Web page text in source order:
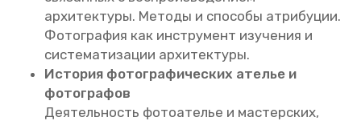
ар­хи­тек­ту­ры. Ме­то­ды и спо­со­бы ат­ри­бу­ции.
Фо­то­гра­фия как ин­стру­мент изу­че­ния и
си­сте­ма­ти­за­ции ар­хи­тек­ту­ры.
Ис­то­рия фо­то­гра­фи­че­ских ате­лье и
фо­то­гра­фов
Де­я­тель­ность фо­то­ате­лье и ма­стер­ских,